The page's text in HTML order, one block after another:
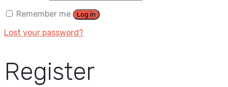
Remember me
Log in
Lost your password?
Register